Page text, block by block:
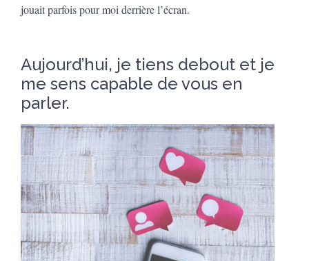
jouait parfois pour moi derrière l’écran.
Aujourd’hui, je tiens debout et je
me sens capable de vous en
parler.